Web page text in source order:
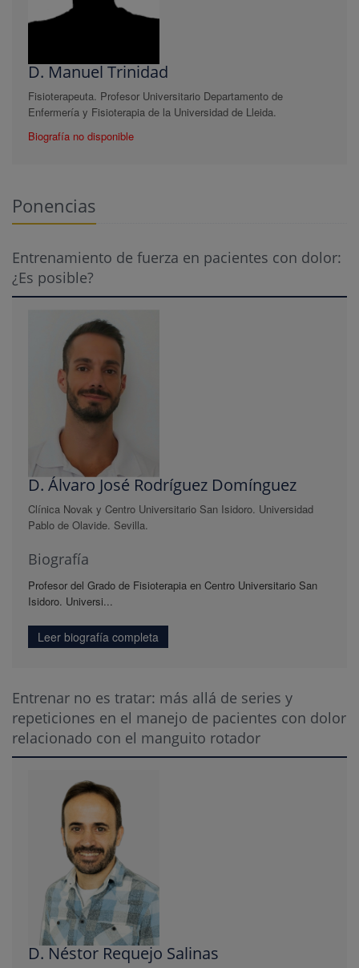
D. Manuel Trinidad
Fisioterapeuta. Profesor Universitario Departamento de
Enfermería y Fisioterapia de la Universidad de Lleida.
Biografía no disponible
Ponencias
Entrenamiento de fuerza en pacientes con dolor:
¿Es posible?
D. Álvaro José Rodríguez Domínguez
Clínica Novak y Centro Universitario San Isidoro. Universidad
Pablo de Olavide. Sevilla.
Biografía
Profesor del Grado de Fisioterapia en Centro Universitario San
Isidoro. Universi...
Leer biografía completa
Entrenar no es tratar: más allá de series y
repeticiones en el manejo de pacientes con dolor
relacionado con el manguito rotador
D. Néstor Requejo Salinas